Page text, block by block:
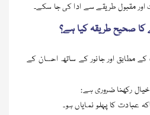
مقبول طریقے سے ادا کی جا سکے۔
کا صحیح طریقہ کیا ہے؟
مطابق اور جانور کے ساتھ احسان کے
رکھنا ضروری ہے:
عبادت کا پہلو نمایاں ہو۔